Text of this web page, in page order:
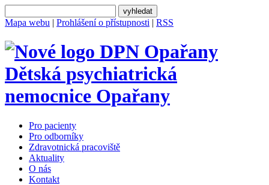
Mapa webu | Prohlášení o přístupnosti | RSS
Dětská psychiatrická
nemocnice Opařany
Pro pacienty
Pro odborníky
Zdravotnická pracoviště
Aktuality
O nás
Kontakt